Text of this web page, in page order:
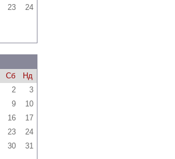
23
24
Сб
Нд
2
3
9
10
16
17
23
24
30 31